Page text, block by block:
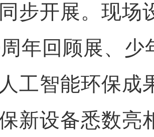
步开展。现场
年回顾展、少
工智能环保成
新设备悉数亮